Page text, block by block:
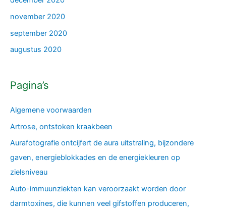
november 2020
september 2020
augustus 2020
Pagina’s
Algemene voorwaarden
Artrose, ontstoken kraakbeen
Aurafotografie ontcijfert de aura uitstraling, bijzondere
gaven, energieblokkades en de energiekleuren op
zielsniveau
Auto-immuunziekten kan veroorzaakt worden door
darmtoxines, die kunnen veel gifstoffen produceren,